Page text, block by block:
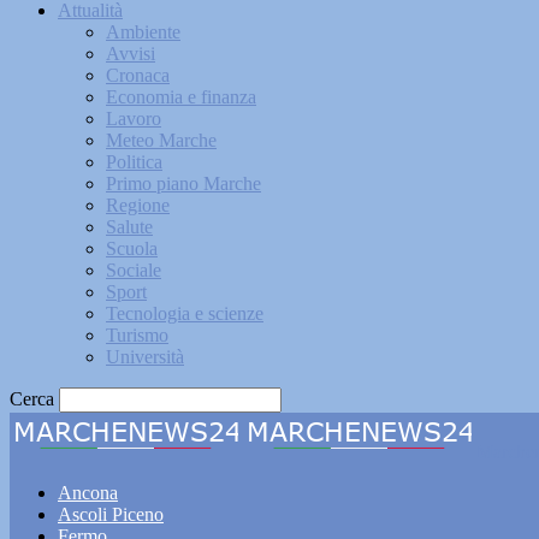
Attualità
Ambiente
Avvisi
Cronaca
Economia e finanza
Lavoro
Meteo Marche
Politica
Primo piano Marche
Regione
Salute
Scuola
Sociale
Sport
Tecnologia e scienze
Turismo
Università
Cerca
Ancona
Ascoli Piceno